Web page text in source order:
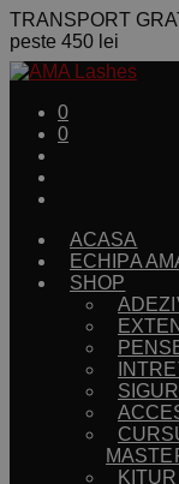
TRANSPORT
peste 450 lei
0
0
ACASA
ECHIPA
SHOP